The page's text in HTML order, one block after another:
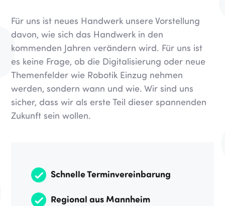
Für uns ist neues Handwerk unsere Vorstellung
davon, wie sich das Handwerk in den
kommenden Jahren verändern wird. Für uns ist
es keine Frage, ob die Digitalisierung oder neue
Themenfelder wie Robotik Einzug nehmen
werden, sondern wann und wie. Wir sind uns
sicher, dass wir als erste Teil dieser spannenden
Zukunft sein wollen.
Schnelle Terminvereinbarung
Regional aus Mannheim